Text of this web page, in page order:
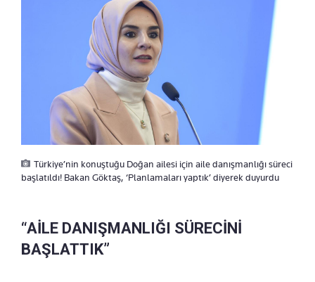
Türkiye’nin konuştuğu Doğan ailesi için aile danışmanlığı süreci
başlatıldı! Bakan Göktaş, ‘Planlamaları yaptık’ diyerek duyurdu
“AİLE DANIŞMANLIĞI SÜRECİNİ
BAŞLATTIK”